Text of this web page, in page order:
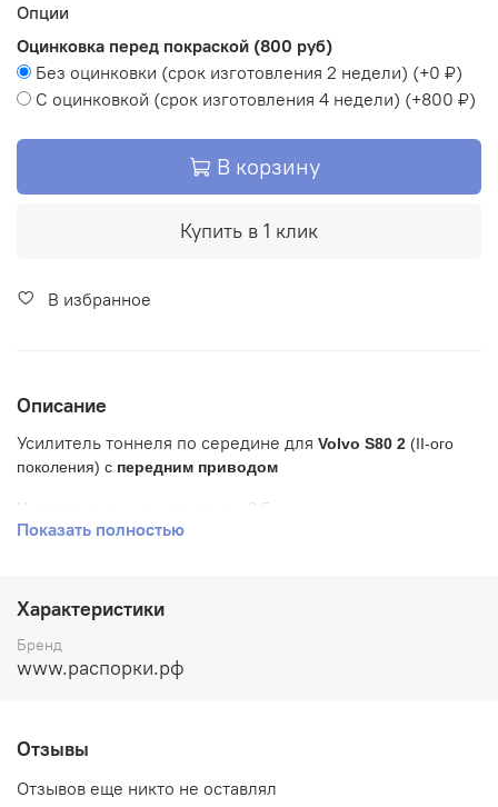
Опции
Оцинковка перед покраской (800 руб)
Без оцинковки (срок изготовления 2 недели) (+0 ₽)
С оцинковкой (срок изготовления 4 недели) (+800 ₽)
В корзину
Купить в 1 клик
В избранное
Описание
Усилитель тоннеля по середине для Volvo S80 2 (II-ого
поколения) с передним приводом
Изготавливалась по двигателю 2.5.
оформления заказа мы с Вами свяжемся по поводу
предоплаты.
Материал распорки:
Покрытие:полимерно-порошковое
Показать полностью
Характеристики
Бренд
www.распорки.рф
Отзывы
Отзывов еще никто не оставлял